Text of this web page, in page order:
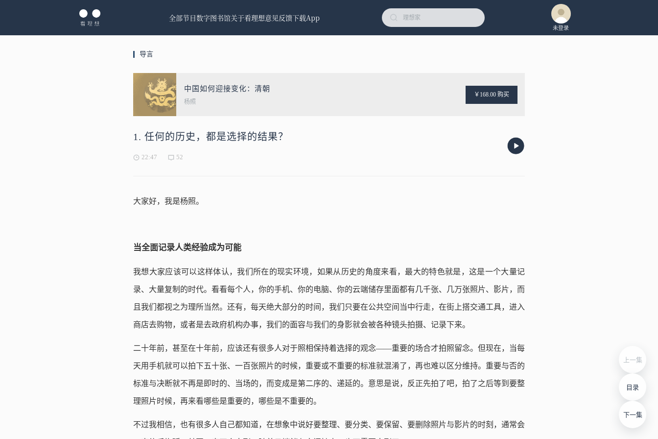
全部节目数字图书馆关于看理想意见反馈下载App
未登录
导言
中国如何迎接变化：清朝
杨照
￥168.00 购买
1. 任何的历史，都是选择的结果？
22:47 52
上一集
目录
下一集
大家好，我是杨照。
当全面记录人类经验成为可能
我想大家应该可以这样体认，我们所在的现实环境，如果从历史的角度来看，最大的特色就是，这是一个大量记
录、大量复制的时代。看看每个人，你的手机、你的电脑、你的云端储存里面都有几千张、几万张照片、影片，而
且我们都视之为理所当然。还有，每天绝大部分的时间，我们只要在公共空间当中行走，在街上搭交通工具，进入
商店去购物，或者是去政府机构办事，我们的面容与我们的身影就会被各种镜头拍摄、记录下来。
二十年前，甚至在十年前，应该还有很多人对于照相保持着选择的观念——重要的场合才拍照留念。但现在，当每
天用手机就可以拍下五十张、一百张照片的时候，重要或不重要的标准就混淆了，再也难以区分维持。重要与否的
标准与决断就不再是即时的、当场的，而变成是第二序的、递延的。意思是说，反正先拍了吧，拍了之后等到要整
理照片时候，再来看哪些是重要的，哪些是不重要的。
不过我相信，也有很多人自己都知道，在想象中说好要整理、要分类、要保留、要删除照片与影片的时刻，通常会